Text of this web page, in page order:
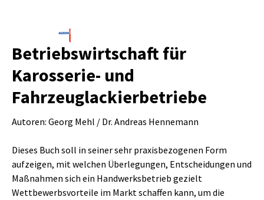
Betriebswirtschaft für
Karosserie- und
Fahrzeuglackierbetriebe
Autoren: Georg Mehl / Dr. Andreas Hennemann
Dieses Buch soll in seiner sehr praxisbezogenen Form
aufzeigen, mit welchen Überlegungen, Entscheidungen und
Maßnahmen sich ein Handwerksbetrieb gezielt
Wettbewerbsvorteile im Markt schaffen kann, um die